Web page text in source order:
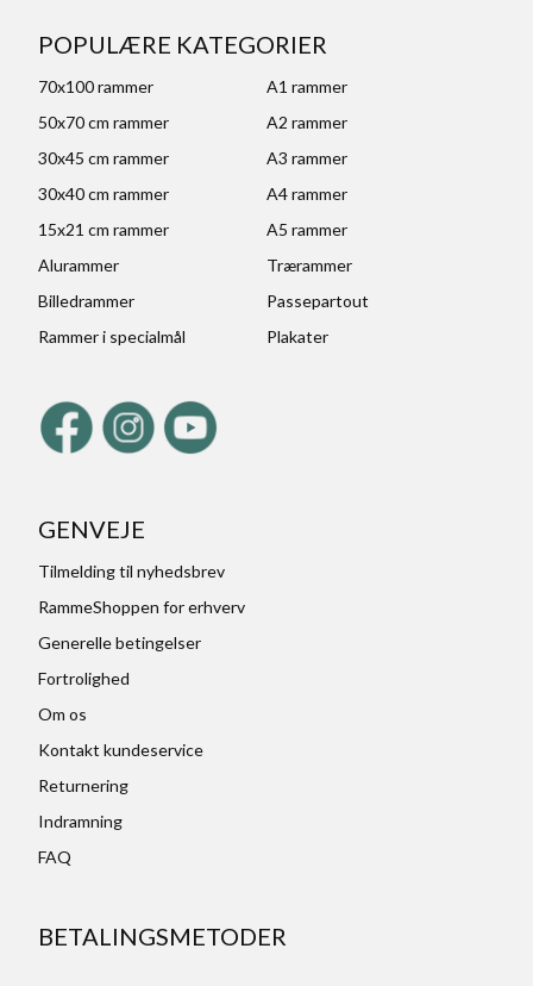
POPULÆRE KATEGORIER
70x100 rammer
A1 rammer
50x70 cm rammer
A2 rammer
30x45 cm rammer
A3 rammer
30x40 cm rammer
A4 rammer
15x21 cm rammer
A5 rammer
Alurammer
Trærammer
Billedrammer
Passepartout
Rammer i specialmål
Plakater
GENVEJE
Tilmelding til nyhedsbrev
RammeShoppen for erhverv
Generelle betingelser
Fortrolighed
Om os
Kontakt kundeservice
Returnering
Indramning
FAQ
BETALINGSMETODER